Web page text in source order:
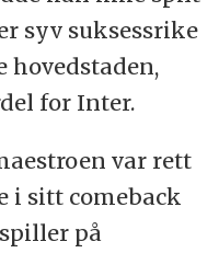
syv suksessrike
hovedstaden,
for Inter.
var rett
i sitt comeback
på